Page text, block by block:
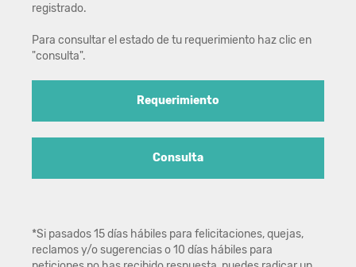
registrado.
Para consultar el estado de tu requerimiento haz clic en
"consulta".
Requerimiento
Consulta
*Si pasados 15 días hábiles para felicitaciones, quejas,
reclamos y/o sugerencias o 10 días hábiles para